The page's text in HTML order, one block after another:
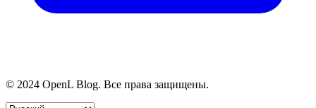
© 2024 OpenL Blog. Все права защищены.